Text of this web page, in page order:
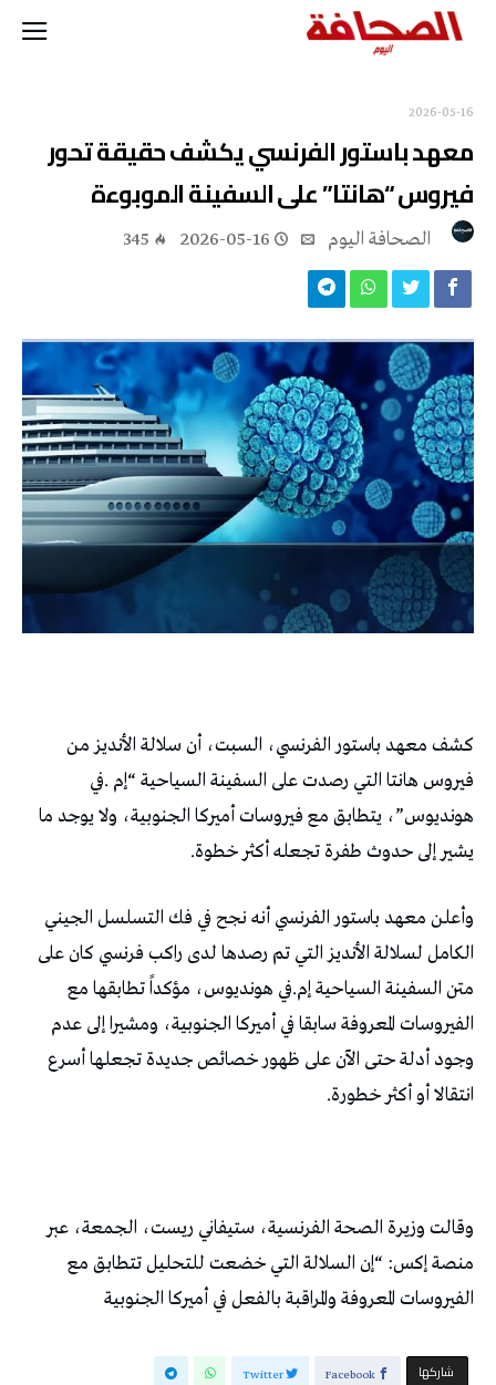
2026-05-16
معهد باستور الفرنسي يكشف حقيقة تحور
فيروس “هانتا” على السفينة الموبوءة
2026-05-16
345
كشف معهد باستور الفرنسي، السبت، أن سلالة الأنديز من
فيروس هانتا التي رصدت على السفينة السياحية “إم .في
هونديوس”، يتطابق مع فيروسات أميركا الجنوبية، ولا يوجد ما
يشير إلى حدوث طفرة تجعله أكثر خطوة.
وأعلن معهد باستور الفرنسي أنه نجح في فك التسلسل الجيني
الكامل لسلالة الأنديز التي تم رصدها لدى راكب فرنسي كان على
متن السفينة السياحية إم.في هونديوس، مؤكداً تطابقها مع
الفيروسات المعروفة سابقا في أميركا الجنوبية، ومشيرا إلى عدم
وجود أدلة حتى الآن على ظهور خصائص جديدة تجعلها أسرع
انتقالا أو أكثر خطورة.
وقالت وزيرة الصحة الفرنسية، ستيفاني ريست، الجمعة، عبر
منصة إكس: “إن السلالة التي خضعت للتحليل تتطابق مع
الفيروسات المعروفة والمراقبة بالفعل في أميركا الجنوبية
‫‫ شاركها‬ Facebook
Twitter